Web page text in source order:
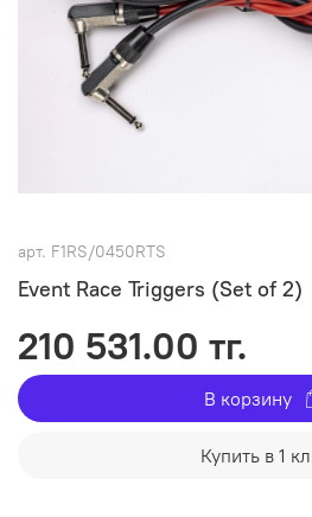
арт. F1RS/0450RTS
Event Race Triggers (Set of 2)
210 531.00 тг.
В корзину
Купить в 1